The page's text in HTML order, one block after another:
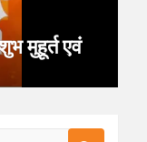
मुहूर्त एवं